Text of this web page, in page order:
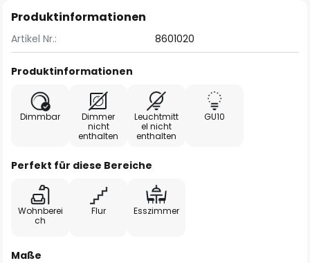
Produktinformationen
Artikel Nr.: 8601020
Produktinformationen
Dimmbar
Dimmer
nicht
enthalten
Leuchtmitt
el nicht
enthalten
GU10
Perfekt für diese Bereiche
Wohnberei
ch
Flur Esszimmer
Maße